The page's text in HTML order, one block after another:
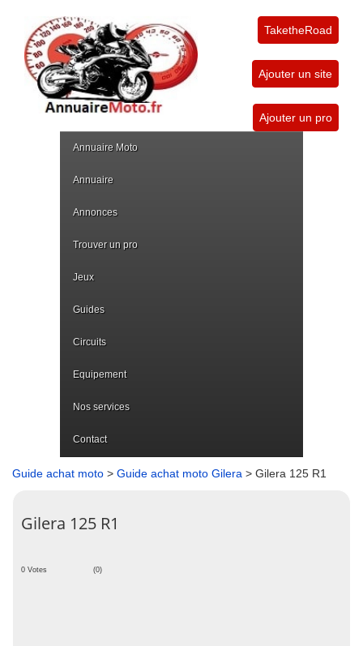
TaketheRoad
Ajouter un site
Ajouter un pro
Annuaire Moto
Annuaire
Annonces
Trouver un pro
Jeux
Guides
Circuits
Equipement
Nos services
Contact
Guide achat moto > Guide achat moto Gilera > Gilera 125 R1
Gilera 125 R1
0 Votes (0)